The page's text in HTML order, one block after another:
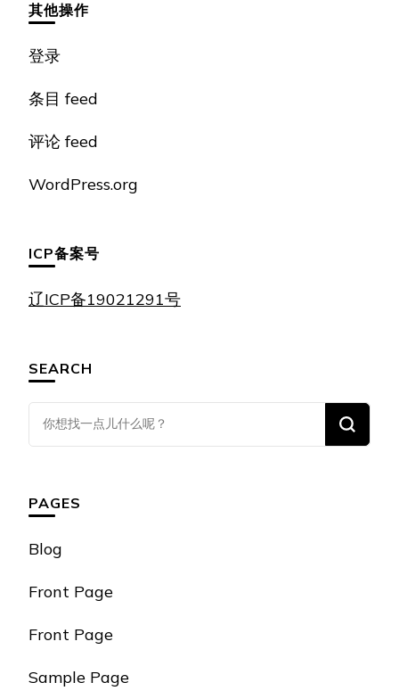
其他操作
登录
条目 feed
评论 feed
WordPress.org
ICP备案号
辽ICP备19021291号
SEARCH
什
西
吗?
PAGES
Blog
Front Page
Front Page
Sample Page